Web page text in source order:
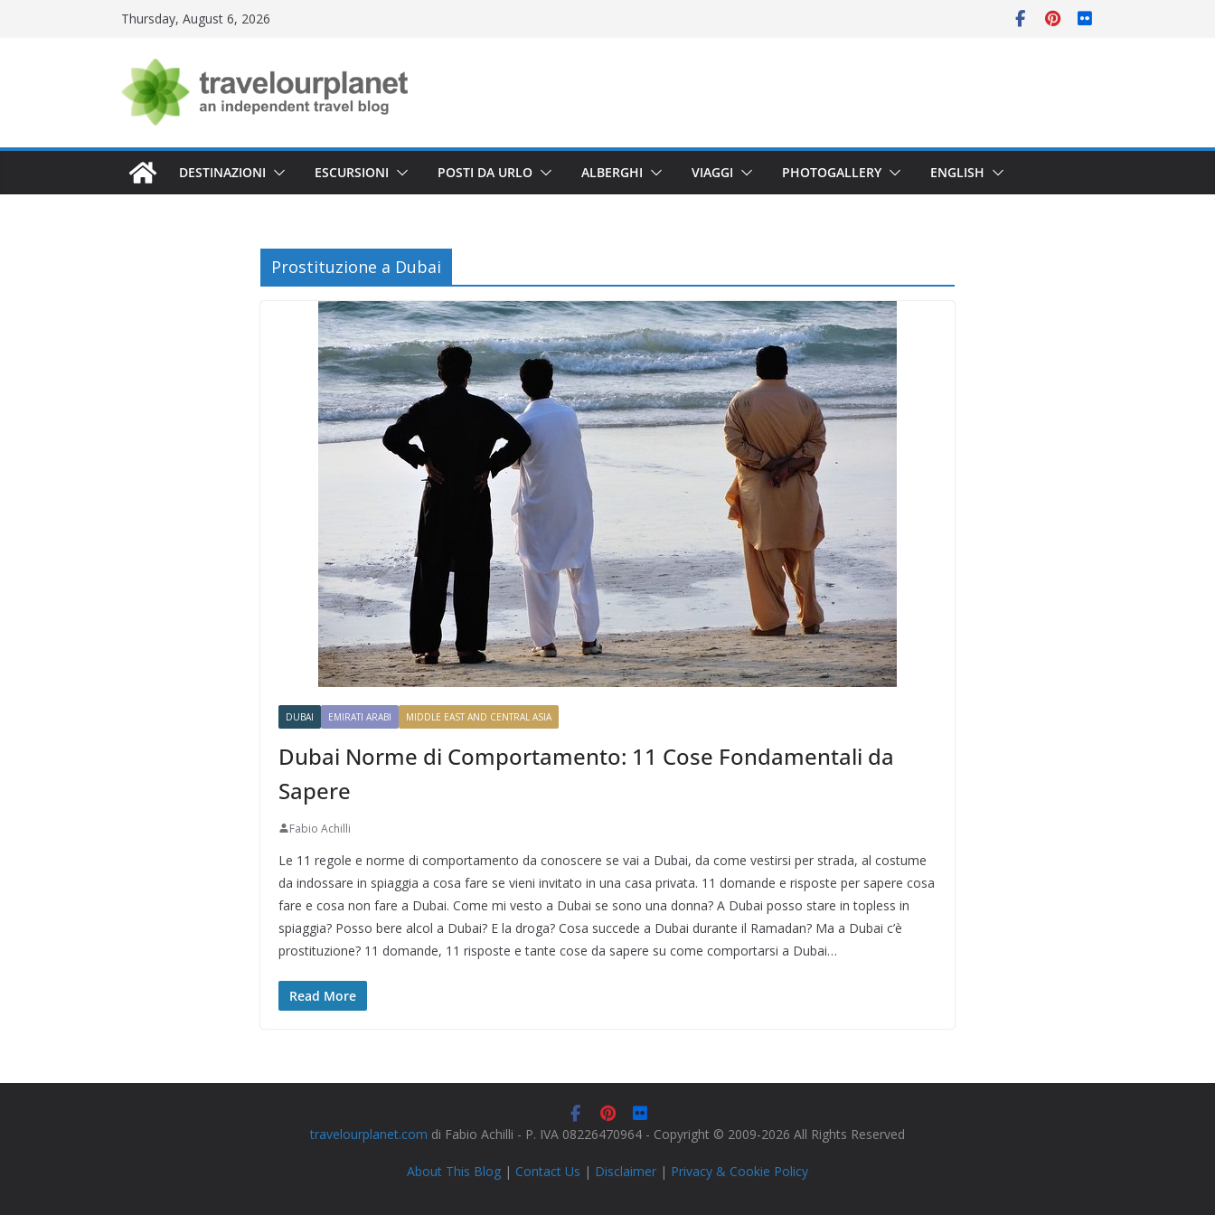
Thursday, August 6, 2026
DESTINAZIONI ESCURSIONI POSTI DA URLO ALBERGHI VIAGGI PHOTOGALLERY ENGLISH
Prostituzione a Dubai
DUBAI EMIRATI ARABI MIDDLE EAST AND CENTRAL ASIA
Dubai Norme di Comportamento: 11 Cose Fondamentali da
Sapere
Fabio Achilli
Le 11 regole e norme di comportamento da conoscere se vai a Dubai, da come vestirsi per strada, al costume
da indossare in spiaggia a cosa fare se vieni invitato in una casa privata. 11 domande e risposte per sapere cosa
fare e cosa non fare a Dubai. Come mi vesto a Dubai se sono una donna? A Dubai posso stare in topless in
spiaggia? Posso bere alcol a Dubai? E la droga? Cosa succede a Dubai durante il Ramadan? Ma a Dubai c’è
prostituzione? 11 domande, 11 risposte e tante cose da sapere su come comportarsi a Dubai…
Read More
travelourplanet.com di Fabio Achilli - P. IVA 08226470964 - Copyright © 2009-2026 All Rights Reserved
About This Blog | Contact Us | Disclaimer | Privacy & Cookie Policy